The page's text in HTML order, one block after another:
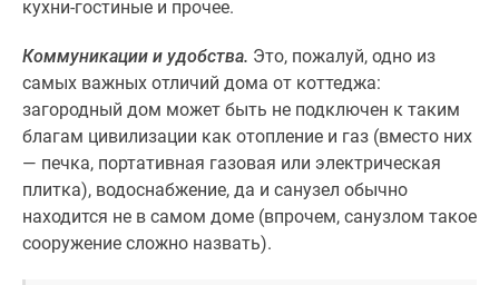
сайте
Дзен
Машино-
места
Апартаменты
#траншевая
ипотека
#рассрочка
кухни-гостиные и прочее.
Коммуникации и удобства. Это, пожалуй, одно из
самых важных отличий дома от коттеджа:
загородный дом может быть не подключен к таким
благам цивилизации как отопление и газ (вместо них
— печка, портативная газовая или электрическая
плитка), водоснабжение, да и санузел обычно
находится не в самом доме (впрочем, санузлом такое
сооружение сложно назвать).